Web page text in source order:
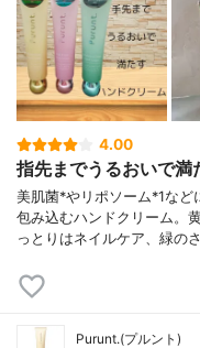
4.00
指先までうるおいで満
美肌菌*やリポソーム*1など
包み込むハンドクリーム。
っとりはネイルケア、緑の
Purunt.(プルント)